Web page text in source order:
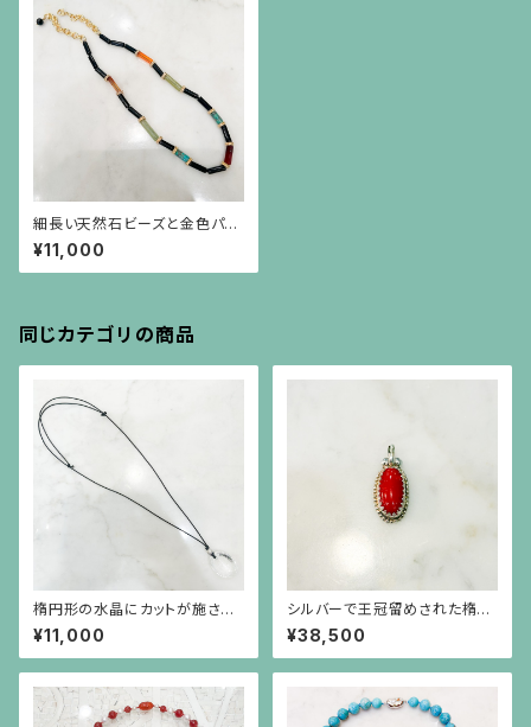
細長い天然石ビーズと金色パー
ツのネックレス
¥11,000
同じカテゴリの商品
楕円形の水晶にカットが施され
たシルバーボールの黒紐のネッ
クレス
¥11,000
シルバーで王冠留めされた楕円
形の赤珊瑚、芥子パールのペン
ダント（チェーン別）
¥38,500